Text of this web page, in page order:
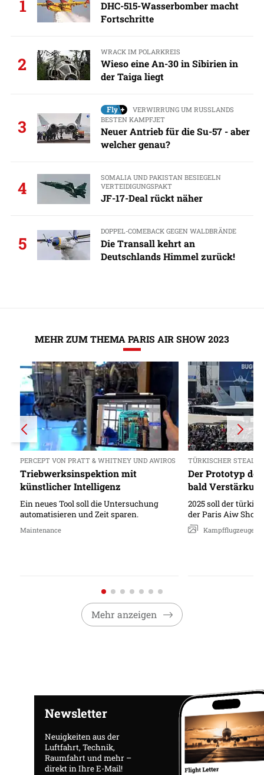
1
DHC-515-Wasserbomber macht
Fortschritte
2
WRACK IM POLARKREIS
Wieso eine An-30 in Sibirien in
der Taiga liegt
3
VERWIRRUNG UM RUSSLANDS
BESTEN KAMPFJET
Neuer Antrieb für die Su-57 - aber
welcher genau?
4
SOMALIA UND PAKISTAN BESIEGELN
VERTEIDIGUNGSPAKT
JF-17-Deal rückt näher
5
DOPPEL-COMEBACK GEGEN WALDBRÄNDE
Die Transall kehrt an
Deutschlands Himmel zurück!
MEHR ZUM THEMA PARIS AIR SHOW 2023
PERCEPT VON PRATT & WHITNEY UND AWIROS
Triebwerksinspektion mit
künstlicher Intelligenz
Ein neues Tool soll die Untersuchung
automatisieren und Zeit sparen.
Maintenance
TÜRKISCHER
Der Prototyp
bald
2025 soll der
der Paris Aiw Show
Kampfflugzeuge
Mehr anzeigen
Newsletter
Neuigkeiten aus der
Luftfahrt, Technik,
Raumfahrt und mehr –
direkt in Ihre E-Mail!